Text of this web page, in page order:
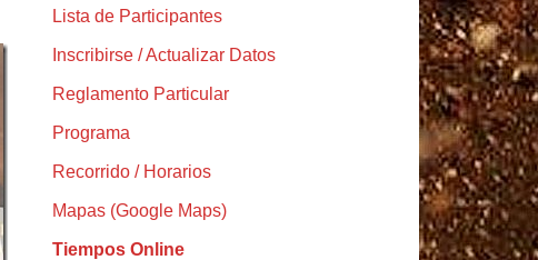
Lista de Participantes
Inscribirse / Actualizar Datos
Reglamento Particular
Programa
Recorrido / Horarios
Mapas (Google Maps)
Tiempos Online